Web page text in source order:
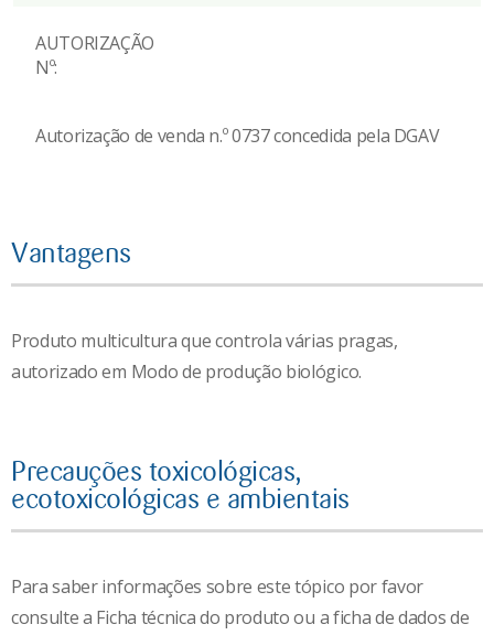
AUTORIZAÇÃO
Nº:
Autorização de venda n.º 0737 concedida pela DGAV
Vantagens
Produto multicultura que controla várias pragas,
autorizado em Modo de produção biológico.
Precauções toxicológicas,
ecotoxicológicas e ambientais
Para saber informações sobre este tópico por favor
consulte a Ficha técnica do produto ou a ficha de dados de